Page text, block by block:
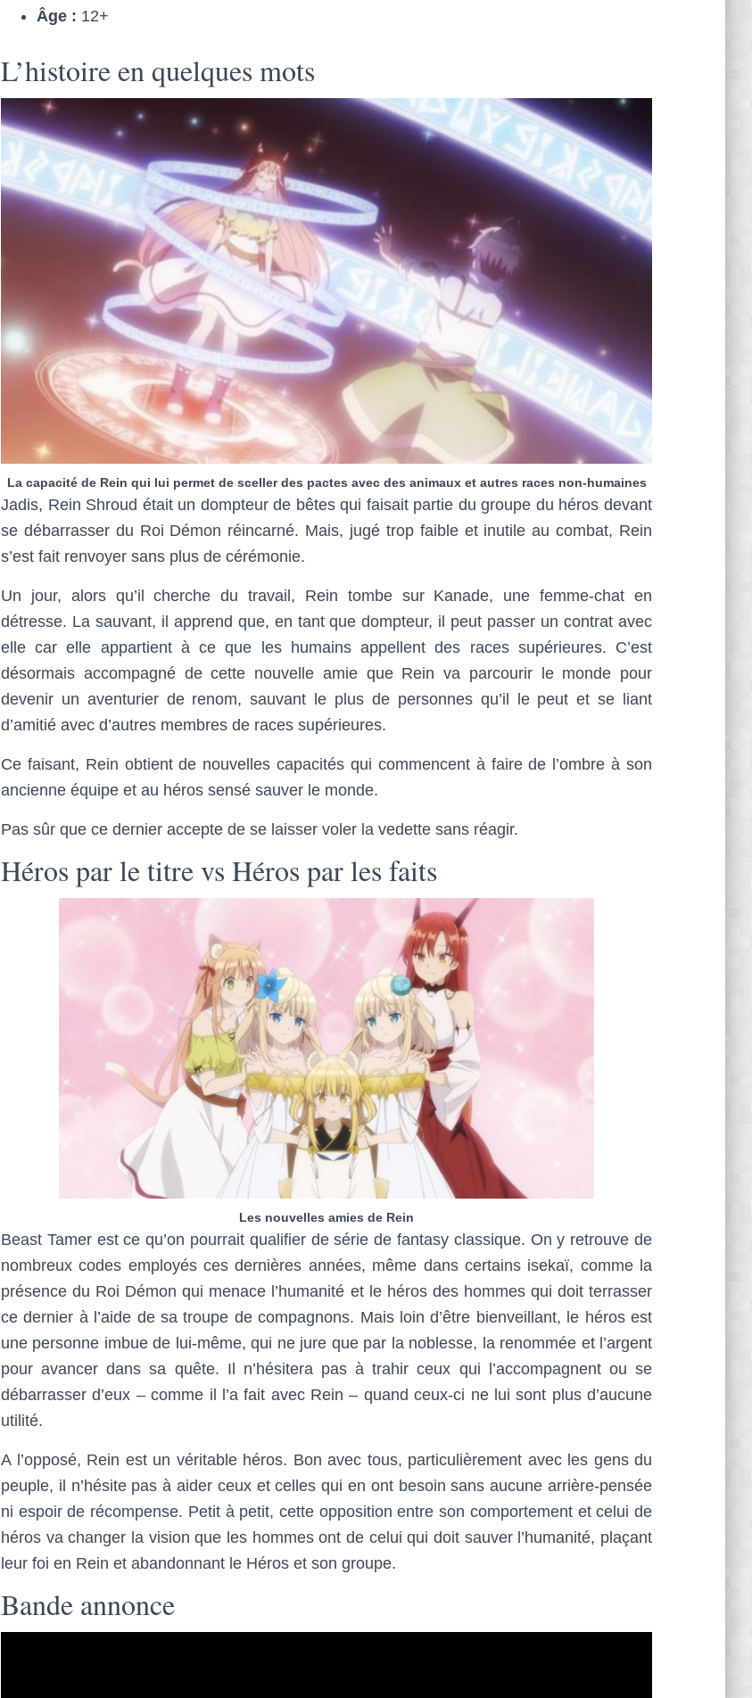
Âge : 12+
L’histoire en quelques mots
La capacité de Rein qui lui permet de sceller des pactes avec des animaux et autres races non-humaines
Jadis, Rein Shroud était un dompteur de bêtes qui faisait partie du groupe du héros devant
se débarrasser du Roi Démon réincarné. Mais, jugé trop faible et inutile au combat, Rein
s’est fait renvoyer sans plus de cérémonie.
Un jour, alors qu’il cherche du travail, Rein tombe sur Kanade, une femme-chat en
détresse. La sauvant, il apprend que, en tant que dompteur, il peut passer un contrat avec
elle car elle appartient à ce que les humains appellent des races supérieures. C’est
désormais accompagné de cette nouvelle amie que Rein va parcourir le monde pour
devenir un aventurier de renom, sauvant le plus de personnes qu’il le peut et se liant
d’amitié avec d’autres membres de races supérieures.
Ce faisant, Rein obtient de nouvelles capacités qui commencent à faire de l’ombre à son
ancienne équipe et au héros sensé sauver le monde.
Pas sûr que ce dernier accepte de se laisser voler la vedette sans réagir.
Héros par le titre vs Héros par les faits
Les nouvelles amies de Rein
Beast Tamer est ce qu’on pourrait qualifier de série de fantasy classique. On y retrouve de
nombreux codes employés ces dernières années, même dans certains isekaï, comme la
présence du Roi Démon qui menace l’humanité et le héros des hommes qui doit terrasser
ce dernier à l’aide de sa troupe de compagnons. Mais loin d’être bienveillant, le héros est
une personne imbue de lui-même, qui ne jure que par la noblesse, la renommée et l’argent
pour avancer dans sa quête. Il n’hésitera pas à trahir ceux qui l’accompagnent ou se
débarrasser d’eux – comme il l’a fait avec Rein – quand ceux-ci ne lui sont plus d’aucune
utilité.
A l’opposé, Rein est un véritable héros. Bon avec tous, particulièrement avec les gens du
peuple, il n’hésite pas à aider ceux et celles qui en ont besoin sans aucune arrière-pensée
ni espoir de récompense. Petit à petit, cette opposition entre son comportement et celui de
héros va changer la vision que les hommes ont de celui qui doit sauver l’humanité, plaçant
leur foi en Rein et abandonnant le Héros et son groupe.
Bande annonce